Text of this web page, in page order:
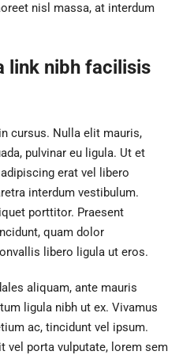
nisl massa, at interdum
link nibh facilisis
cursus. Nulla elit mauris,
pulvinar eu ligula. Ut et
erat vel libero
interdum vestibulum.
porttitor. Praesent
quam dolor
libero ligula ut eros.
aliquam, ante mauris
ligula nibh ut ex. Vivamus
ac, tincidunt vel ipsum.
vel porta vulputate, lorem sem